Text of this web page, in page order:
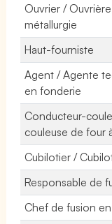
Ouvrier /
métallurgie
Haut-fourniste
Agent / Agente
en fonderie
Conducteur-
couleuse de four
Cubilotier /
Responsable de
Chef de fusion